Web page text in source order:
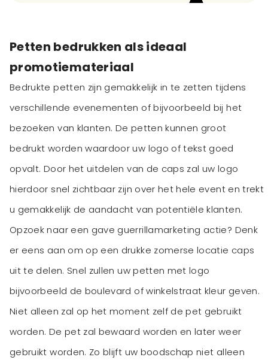
Petten bedrukken als ideaal
promotiemateriaal
Bedrukte petten zijn gemakkelijk in te zetten tijdens
verschillende evenementen of bijvoorbeeld bij het
bezoeken van klanten. De petten kunnen groot
bedrukt worden waardoor uw logo of tekst goed
opvalt. Door het uitdelen van de caps zal uw logo
hierdoor snel zichtbaar zijn over het hele event en trekt
u gemakkelijk de aandacht van potentiële klanten.
Opzoek naar een gave guerrillamarketing actie? Denk
er eens aan om op een drukke zomerse locatie caps
uit te delen. Snel zullen uw petten met logo
bijvoorbeeld de boulevard of winkelstraat kleur geven.
Niet alleen zal op het moment zelf de pet gebruikt
worden. De pet zal bewaard worden en later weer
gebruikt worden. Zo blijft uw boodschap niet alleen